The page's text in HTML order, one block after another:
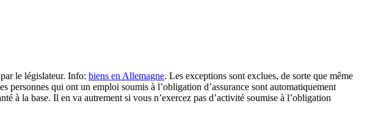
le législateur. Info: biens en Allemagne. Les exceptions sont exclues, de sorte que même
qui ont un emploi soumis à l’obligation d’assurance sont automatiquement
à la base. Il en va autrement si vous n’exercez pas d’activité soumise à l’obligation